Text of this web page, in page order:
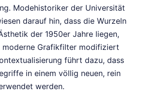
Modehistoriker der Universität
darauf hin, dass die Wurzeln
der 1950er Jahre liegen,
moderne Grafikfilter modifiziert
führt dazu, dass
in einem völlig neuen, rein
werden.